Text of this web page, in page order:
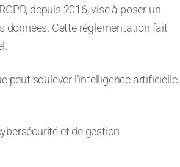
depuis 2016, vise à poser un
données. Cette réglementation fait
peut soulever l’intelligence artificielle,
et de gestion